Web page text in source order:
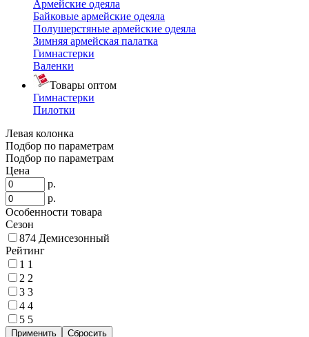
Армейские одеяла
Байковые армейские одеяла
Полушерстяные армейские одеяла
Зимняя армейская палатка
Гимнастерки
Валенки
Товары оптом
Гимнастерки
Пилотки
Левая колонка
Подбор по параметрам
Подбор по параметрам
Цена
р.
р.
Особенности товара
Сезон
874 Демисезонный
Рейтинг
1 1
2 2
3 3
4 4
5 5